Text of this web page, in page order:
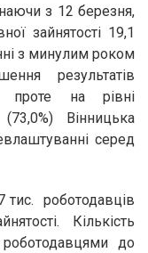
з 12 березня,
зайнятості 19,1
з минулим роком
результатів
проте на рівні
Вінницька
серед
тис. роботодавців
Кількість
роботодавцями до